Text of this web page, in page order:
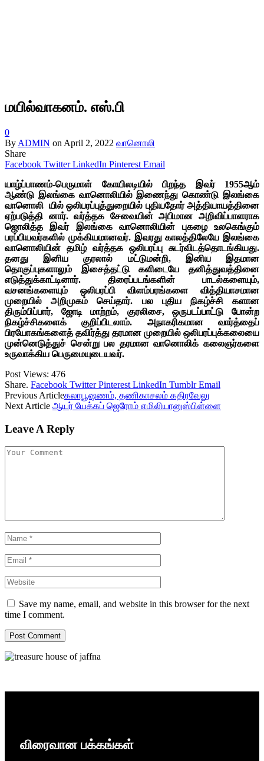
மயில்வாகனம். எஸ்.பி
0
By ADMIN on April 2, 2022 வானொலி
Share
Facebook Twitter LinkedIn Pinterest Email
யாழ்ப்பாணம்-பெருமாள் கோயிலடியில் பிறந்த இவர் 1955ஆம்
ஆண்டு இலங்கை வானொலியில் இணைந்து கொண்டு இலங்கை
வானொலி யில் ஒலிபரப்புத்துறையில் புதியதோர் அத்தியாயத்தினை
ஏற்படுத்தி னார். வர்த்தக சேவையின் அபிமான அறிவிப்பாளராக
ஜொலித்த இவர் இலங்கை வானொலியின் புகழை உலகெங்கும்
பரப்பியவர்களில் முக்கியமானவர். இவரது காலத்திலேயே இலங்கை
வானொலியின் தமிழ் வர்த்தக ஒலிபரப்பு சுடர்விடத்தொடங்கியது.
தனது இனிய குரலால் மட்டுமன்றி, இனிய இதமான
தொகுப்புகளாலும் இசைத்தட்டு களிடையே தனித்துவத்தினை
எடுத்துக்காட்டினார். திரைப்படங்களின் பாடல்களையும்,
வசனங்களையும் ஒலிபரப்பி விளம்பரங்களை வித்தியாசமான
முறையில் அறிமுகம் செய்தார். பல புதிய நிகழ்ச்சி களான
திரும்பிப்பார், ஜோடி மாற்றம், குரலிசை, ஒருபடப்பாட்டு போன்ற
நிகழ்ச்சிகளைக் குறிப்பிடலாம். அநாகரிகமான வார்த்தைப்
பிரயோகங்களைத் தவிர்த்து தரமான முறையில் ஒலிபரப்புக்கலையை
முன்னெடுத்துச் சென்று பல தரமான வானொலிக் கலைஞர்களை
உருவாக்கிய பெருமையுடையவர்.
Post Views: 476
Share. Facebook Twitter Pinterest LinkedIn Tumblr Email
Previous Articleகலாபூஷணம், தணிகாசலம் கதிரவேலு
Next Article ஆயர் யேக்கப் ஜெரோம் எமிலியானுஸ்பிள்ளை
Leave A Reply
Save my name, email, and website in this browser for the next
time I comment.
விரைவான பக்கங்கள்